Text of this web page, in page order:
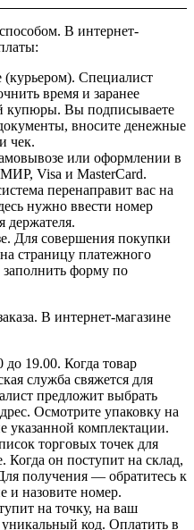
В интернет-
Специалист
время и заранее
купюры. Вы подписываете
вносите денежные
чек.
или оформлении в
Visa и MasterCard.
перенаправит вас на
нужно ввести номер
держателя.
Для совершения покупки
страницу платежного
заполнить форму по
В интернет-магазине
до 19.00. Когда товар
служба свяжется для
предложит выбрать
Осмотрите упаковку на
указанной комплектации.
торговых точек для
Когда он поступит на склад,
получения — обратитесь к
и назовите номер.
на точку, на ваш
код. Оплатить в